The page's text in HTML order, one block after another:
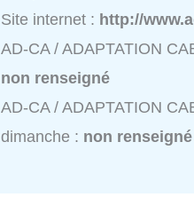
Site internet : http://
AD-CA / ADAPTATION
non renseigné
AD-CA / ADAPTATION
dimanche : non renseigné